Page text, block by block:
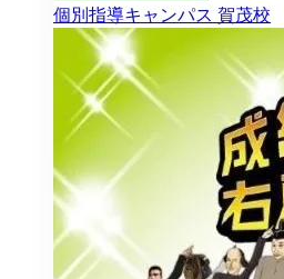
個別指導キャンパス 賀茂校